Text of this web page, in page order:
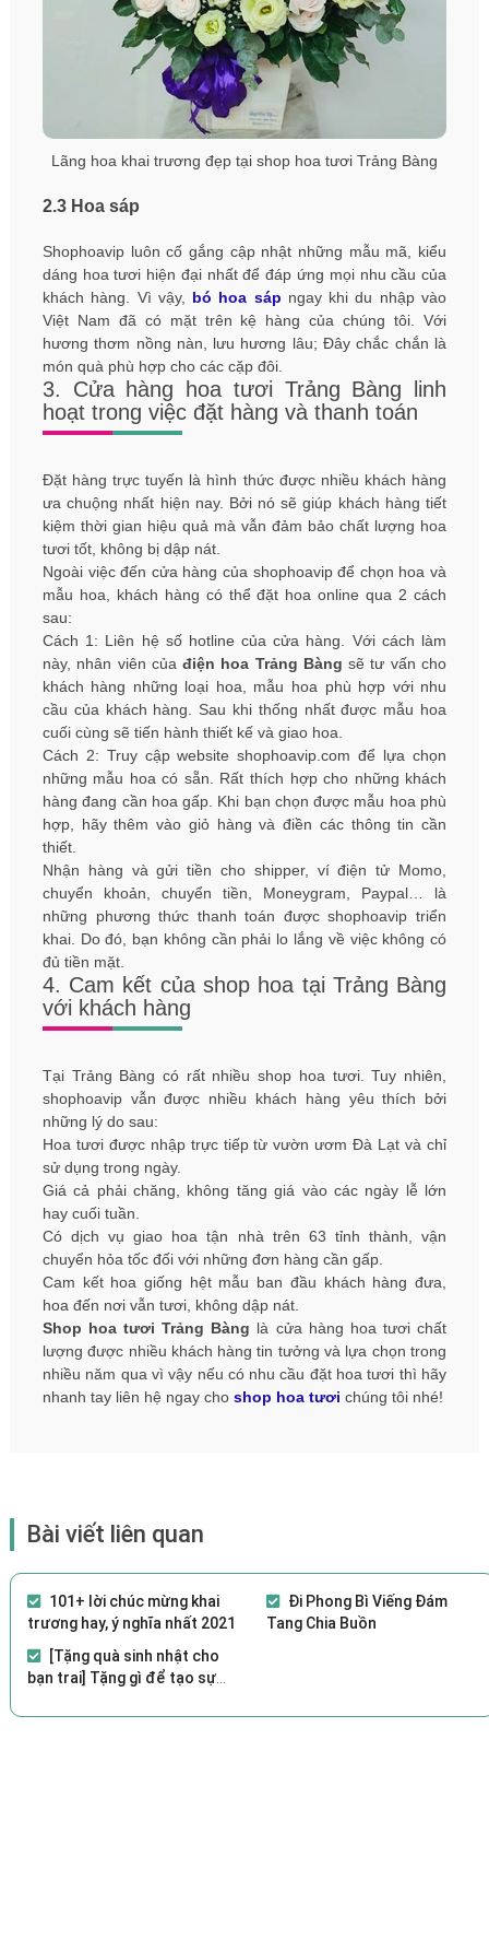
Lãng hoa khai trương đẹp tại shop hoa tươi Trảng Bàng
2.3 Hoa sáp
Shophoavip luôn cố gắng cập nhật những mẫu mã, kiểu
dáng hoa tươi hiện đại nhất để đáp ứng mọi nhu cầu của
khách hàng. Vì vậy, bó hoa sáp ngay khi du nhập vào
Việt Nam đã có mặt trên kệ hàng của chúng tôi. Với
hương thơm nồng nàn, lưu hương lâu; Đây chắc chắn là
món quà phù hợp cho các cặp đôi.
3. Cửa hàng hoa tươi Trảng Bàng linh
hoạt trong việc đặt hàng và thanh toán
Đặt hàng trực tuyến là hình thức được nhiều khách hàng
ưa chuộng nhất hiện nay. Bởi nó sẽ giúp khách hàng tiết
kiệm thời gian hiệu quả mà vẫn đảm bảo chất lượng hoa
tươi tốt, không bị dập nát.
Ngoài việc đến cửa hàng của shophoavip để chọn hoa và
mẫu hoa, khách hàng có thể đặt hoa online qua 2 cách
sau:
Cách 1: Liên hệ số hotline của cửa hàng. Với cách làm
này, nhân viên củađiện hoa Trảng Bàng sẽ tư vấn cho
khách hàng những loại hoa, mẫu hoa phù hợp với nhu
cầu của khách hàng. Sau khi thống nhất được mẫu hoa
cuối cùng sẽ tiến hành thiết kế và giao hoa.
Cách 2: Truy cập website shophoavip.com để lựa chọn
những mẫu hoa có sẵn. Rất thích hợp cho những khách
hàng đang cần hoa gấp. Khi bạn chọn được mẫu hoa phù
hợp, hãy thêm vào giỏ hàng và điền các thông tin cần
thiết.
Nhận hàng và gửi tiền cho shipper, ví điện tử Momo,
chuyển khoản, chuyển tiền, Moneygram, Paypal… là
những phương thức thanh toán được shophoavip triển
khai. Do đó, bạn không cần phải lo lắng về việc không có
đủ tiền mặt.
4. Cam kết của shop hoa tại Trảng Bàng
với khách hàng
Tại Trảng Bàng có rất nhiều shop hoa tươi. Tuy nhiên,
shophoavip vẫn được nhiều khách hàng yêu thích bởi
những lý do sau:
Hoa tươi được nhập trực tiếp từ vườn ươm Đà Lạt và chỉ
sử dụng trong ngày.
Giá cả phải chăng, không tăng giá vào các ngày lễ lớn
hay cuối tuần.
Có dịch vụ giao hoa tận nhà trên 63 tỉnh thành, vận
chuyển hỏa tốc đối với những đơn hàng cần gấp.
Cam kết hoa giống hệt mẫu ban đầu khách hàng đưa,
hoa đến nơi vẫn tươi, không dập nát.
Shop hoa tươi Trảng Bàng là cửa hàng hoa tươi chất
lượng được nhiều khách hàng tin tưởng và lựa chọn trong
nhiều năm qua vì vậy nếu có nhu cầu đặt hoa tươi thì hãy
nhanh tay liên hệ ngay cho shop hoa tươi chúng tôi nhé!
Bài viết liên quan
101+ lời chúc mừng khai
trương hay, ý nghĩa nhất 2021
Đi Phong Bì Viếng Đám
Tang Chia Buồn
[Tặng quà sinh nhật cho
bạn trai] Tặng gì để tạo sự